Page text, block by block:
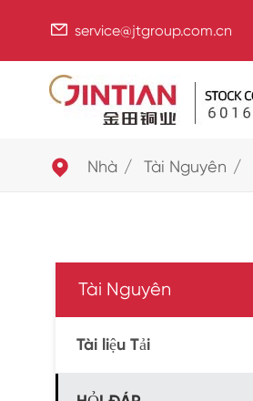
 service@jtgroup.com.cn
 Nhà Tài Nguyên
Tài Nguyên
Tài liệu Tải